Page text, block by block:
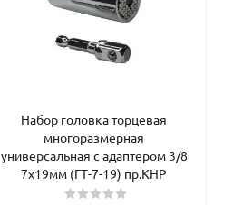
Набор головка торцевая
многоразмерная
универсальная с адаптером 3/8
7х19мм (ГТ-7-19) пр.КНР